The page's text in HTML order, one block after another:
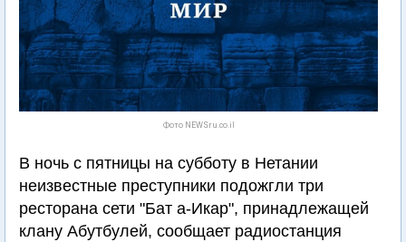
Фото NEWSru.co.il
В ночь с пятницы на субботу в Нетании
неизвестные преступники подожгли три
ресторана сети "Бат а-Икар", принадлежащей
клану Абутбулей, сообщает радиостанция